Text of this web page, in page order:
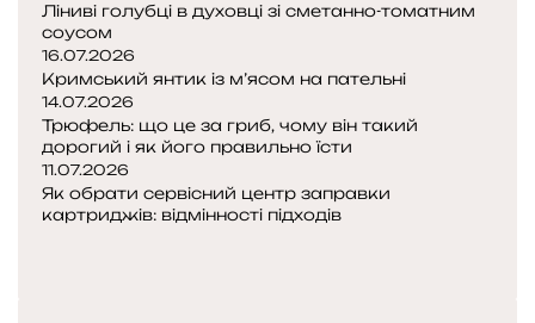
Ліниві голубці в духовці зі сметанно-томатним
соусом
16.07.2026
Кримський янтик із м’ясом на пательні
14.07.2026
Трюфель: що це за гриб, чому він такий
дорогий і як його правильно їсти
11.07.2026
Як обрати сервісний центр заправки
картриджів: відмінності підходів